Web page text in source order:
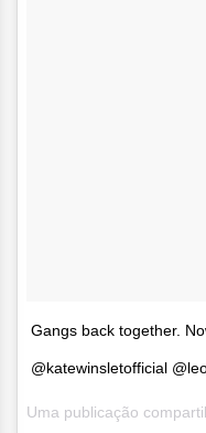
Gangs back together.
@katewinsletofficial